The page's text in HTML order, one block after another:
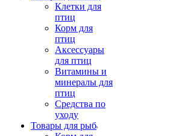
Клетки для
птиц
Корм для
птиц
Аксессуары
для птиц
Витамины и
минералы для
птиц
Средства по
уходу
Товары для рыб